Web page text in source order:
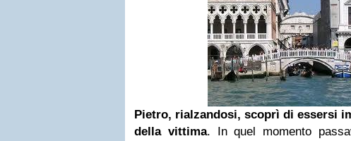
Pietro, rialzandosi, scoprì di essersi
della vittima. In quel momento